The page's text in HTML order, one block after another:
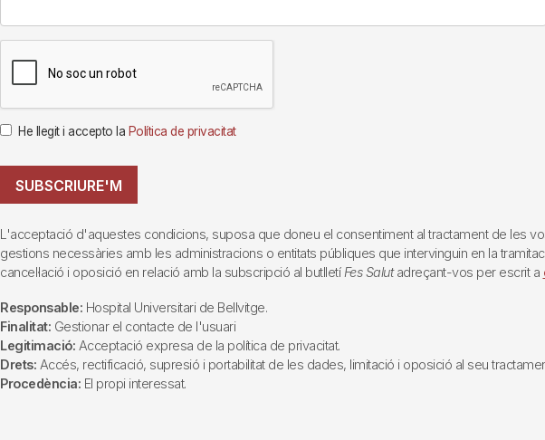
He llegit i accepto la Política de privacitat
SUBSCRIURE'M
L'acceptació d'aquestes condicions, suposa que doneu el consentiment al tractament de les
gestions necessàries amb les administracions o entitats públiques que intervinguin en la
cancel·lació i oposició en relació amb la subscripció al butlletí Fes Salutadreçant-vos per escrit a
Responsable: Hospital Universitari de Bellvitge.
Finalitat: Gestionar el contacte de l'usuari
Legitimació: Acceptació expresa de la política de privacitat.
Drets: Accés, rectificació, supresió i portabilitat de les dades, limitació i oposició al seu
Procedència: El propi interessat.